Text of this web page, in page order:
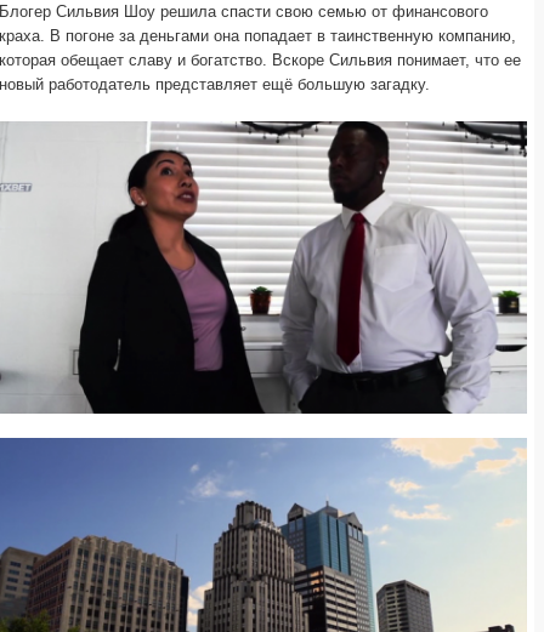
Блогер Сильвия Шоу решила спасти свою семью от финансового
краха. В погоне за деньгами она попадает в таинственную компанию,
которая обещает славу и богатство. Вскоре Сильвия понимает, что ее
новый работодатель представляет ещё большую загадку.